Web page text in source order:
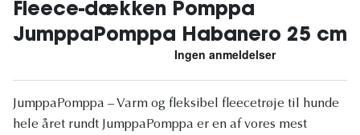
Fleece-dækken Pomppa
JumppaPomppa Habanero 25 cm
JumppaPomppa – Varm og fleksibel fleecetrøje til hunde
hele året rundt JumppaPomppa er en af ​​vores mest